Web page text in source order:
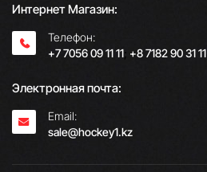
Интернет Магазин:
Телефон:
+7 7056 09 11 11; +8 7182 90 31 11
Электронная почта:
Email:
sale@hockey1.kz